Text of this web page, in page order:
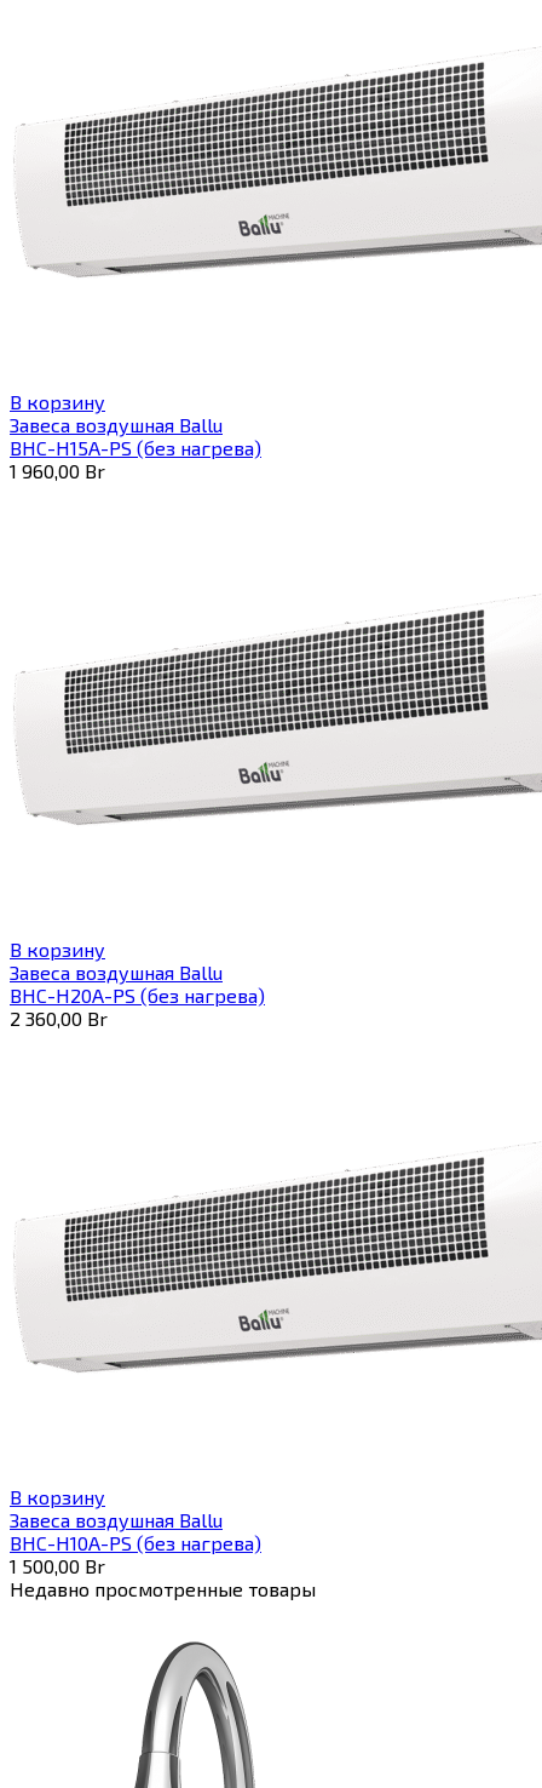
В корзину
Завеса воздушная Ballu
BHC-H15A-PS (без нагрева)
1 960,00 Br
В корзину
Завеса воздушная Ballu
BHC-H20A-PS (без нагрева)
2 360,00 Br
В корзину
Завеса воздушная Ballu
BHC-H10A-PS (без нагрева)
1 500,00 Br
Недавно просмотренные товары